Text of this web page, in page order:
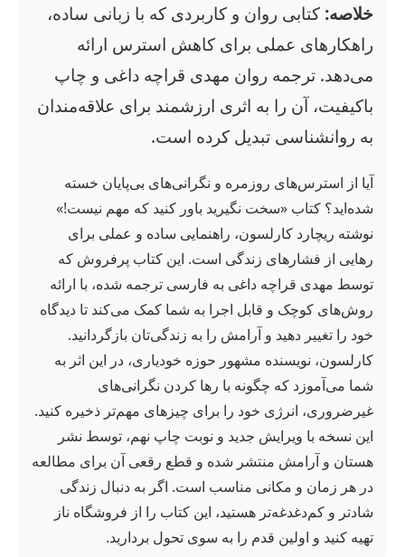
خلاصه: کتابی روان و کاربردی که با زبانی ساده،
راهکارهای عملی برای کاهش استرس ارائه
می‌دهد. ترجمه روان مهدی قراچه داغی و چاپ
باکیفیت، آن را به اثری ارزشمند برای علاقه‌مندان
به روانشناسی تبدیل کرده است.
آیا از استرس‌های روزمره و نگرانی‌های بی‌پایان خسته
شده‌اید؟ کتاب «سخت نگیرید باور کنید که مهم نیست!»
نوشته ریچارد کارلسون، راهنمایی ساده و عملی برای
رهایی از فشارهای زندگی است. این کتاب پرفروش که
توسط مهدی قراچه داغی به فارسی ترجمه شده، با ارائه
روش‌های کوچک و قابل اجرا به شما کمک می‌کند تا دیدگاه
خود را تغییر دهید و آرامش را به زندگی‌تان بازگردانید.
کارلسون، نویسنده مشهور حوزه خودیاری، در این اثر به
شما می‌آموزد که چگونه با رها کردن نگرانی‌های
غیرضروری، انرژی خود را برای چیزهای مهم‌تر ذخیره کنید.
این نسخه با ویرایش جدید و نوبت چاپ نهم، توسط نشر
هستان و آرامش منتشر شده و قطع رقعی آن برای مطالعه
در هر زمان و مکانی مناسب است. اگر به دنبال زندگی
شادتر و کم‌دغدغه‌تر هستید، این کتاب را از فروشگاه ناز
تهیه کنید و اولین قدم را به سوی تحول بردارید.